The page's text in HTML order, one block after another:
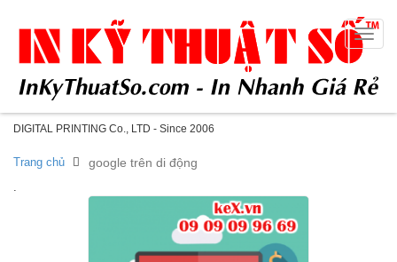
DIGITAL PRINTING Co., LTD - Since 2006
Toggle
Trang chủ google trên di động
.